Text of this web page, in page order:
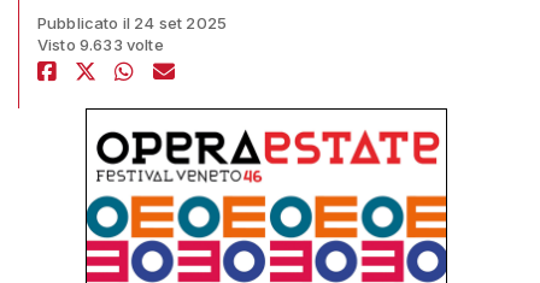
Pubblicato il 24 set 2025
Visto 9.633 volte